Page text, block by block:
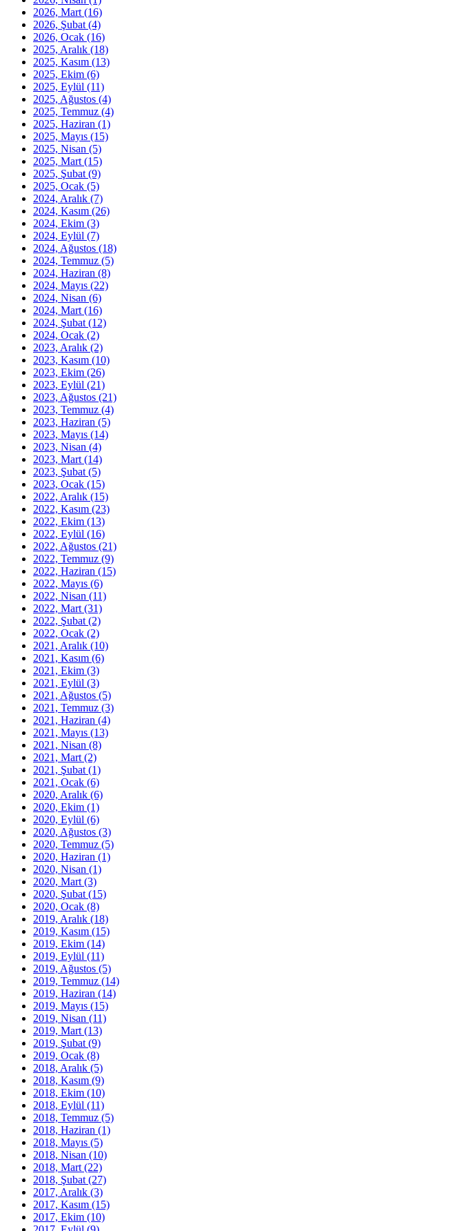
2026, Mart (16)
2026, Şubat (4)
2026, Ocak (16)
2025, Aralık (18)
2025, Kasım (13)
2025, Ekim (6)
2025, Eylül (11)
2025, Ağustos (4)
2025, Temmuz (4)
2025, Haziran (1)
2025, Mayıs (15)
2025, Nisan (5)
2025, Mart (15)
2025, Şubat (9)
2025, Ocak (5)
2024, Aralık (7)
2024, Kasım (26)
2024, Ekim (3)
2024, Eylül (7)
2024, Ağustos (18)
2024, Temmuz (5)
2024, Haziran (8)
2024, Mayıs (22)
2024, Nisan (6)
2024, Mart (16)
2024, Şubat (12)
2024, Ocak (2)
2023, Aralık (2)
2023, Kasım (10)
2023, Ekim (26)
2023, Eylül (21)
2023, Ağustos (21)
2023, Temmuz (4)
2023, Haziran (5)
2023, Mayıs (14)
2023, Nisan (4)
2023, Mart (14)
2023, Şubat (5)
2023, Ocak (15)
2022, Aralık (15)
2022, Kasım (23)
2022, Ekim (13)
2022, Eylül (16)
2022, Ağustos (21)
2022, Temmuz (9)
2022, Haziran (15)
2022, Mayıs (6)
2022, Nisan (11)
2022, Mart (31)
2022, Şubat (2)
2022, Ocak (2)
2021, Aralık (10)
2021, Kasım (6)
2021, Ekim (3)
2021, Eylül (3)
2021, Ağustos (5)
2021, Temmuz (3)
2021, Haziran (4)
2021, Mayıs (13)
2021, Nisan (8)
2021, Mart (2)
2021, Şubat (1)
2021, Ocak (6)
2020, Aralık (6)
2020, Ekim (1)
2020, Eylül (6)
2020, Ağustos (3)
2020, Temmuz (5)
2020, Haziran (1)
2020, Nisan (1)
2020, Mart (3)
2020, Şubat (15)
2020, Ocak (8)
2019, Aralık (18)
2019, Kasım (15)
2019, Ekim (14)
2019, Eylül (11)
2019, Ağustos (5)
2019, Temmuz (14)
2019, Haziran (14)
2019, Mayıs (15)
2019, Nisan (11)
2019, Mart (13)
2019, Şubat (9)
2019, Ocak (8)
2018, Aralık (5)
2018, Kasım (9)
2018, Ekim (10)
2018, Eylül (11)
2018, Temmuz (5)
2018, Haziran (1)
2018, Mayıs (5)
2018, Nisan (10)
2018, Mart (22)
2018, Şubat (27)
2017, Aralık (3)
2017, Kasım (15)
2017, Ekim (10)